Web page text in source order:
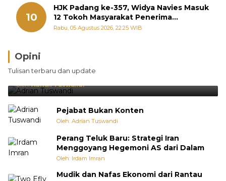
10
HJK Padang ke-357, Widya Navies Masuk
12 Tokoh Masyarakat Penerima
Penghargaan Pemko Padang
Rabu, 05 Agustus 2026, 22:25 WIB
Opini
Tulisan terbaru dan update
Brasil Lebih Diunggulkan, tetapi Jepang Selalu
Punya Cara Membuat Kejutan
Oleh:Adrian Tuswandi
Pejabat Bukan Konten
Oleh: Adrian Tuswandi
Perang Teluk Baru: Strategi Iran
Menggoyang Hegemoni AS dari Dalam
Oleh: Irdam Imran
Mudik dan Nafas Ekonomi dari Rantau